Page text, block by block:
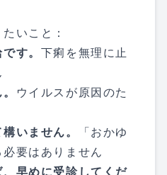
いこと：
す。 下痢を無理に止
ウイルスが原因のた
いません。
「おかゆ
要はありません
早めに受診してくだ